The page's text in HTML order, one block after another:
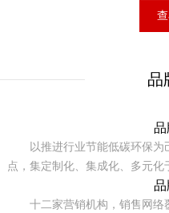
品
品
以推进行业节能低碳环保
点，集定制化、集成化、多元化
品
十二家营销机构，销售网络